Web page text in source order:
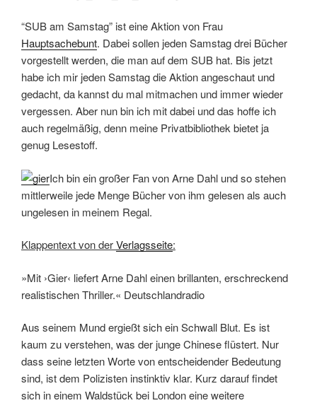
“SUB am Samstag” ist eine Aktion von Frau
Hauptsachebunt. Dabei sollen jeden Samstag drei Bücher
vorgestellt werden, die man auf dem SUB hat. Bis jetzt
habe ich mir jeden Samstag die Aktion angeschaut und
gedacht, da kannst du mal mitmachen und immer wieder
vergessen. Aber nun bin ich mit dabei und das hoffe ich
auch regelmäßig, denn meine Privatbibliothek bietet ja
genug Lesestoff.
Ich bin ein großer Fan von Arne Dahl und so stehen
mittlerweile jede Menge Bücher von ihm gelesen als auch
ungelesen in meinem Regal.
Klappentext von derVerlagsseite:
»Mit ›Gier‹ liefert Arne Dahl einen brillanten, erschreckend
realistischen Thriller.« Deutschlandradio
Aus seinem Mund ergießt sich ein Schwall Blut. Es ist
kaum zu verstehen, was der junge Chinese flüstert. Nur
dass seine letzten Worte von entscheidender Bedeutung
sind, ist dem Polizisten instinktiv klar. Kurz darauf findet
sich in einem Waldstück bei London eine weitere